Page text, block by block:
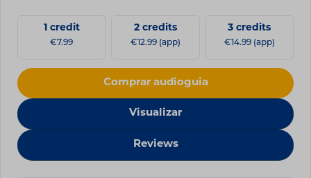
1 credit
€7.99
2 credits
€12.99 (app)
3 credits
€14.99 (app)
Comprar audioguia
Visualizar
Reviews